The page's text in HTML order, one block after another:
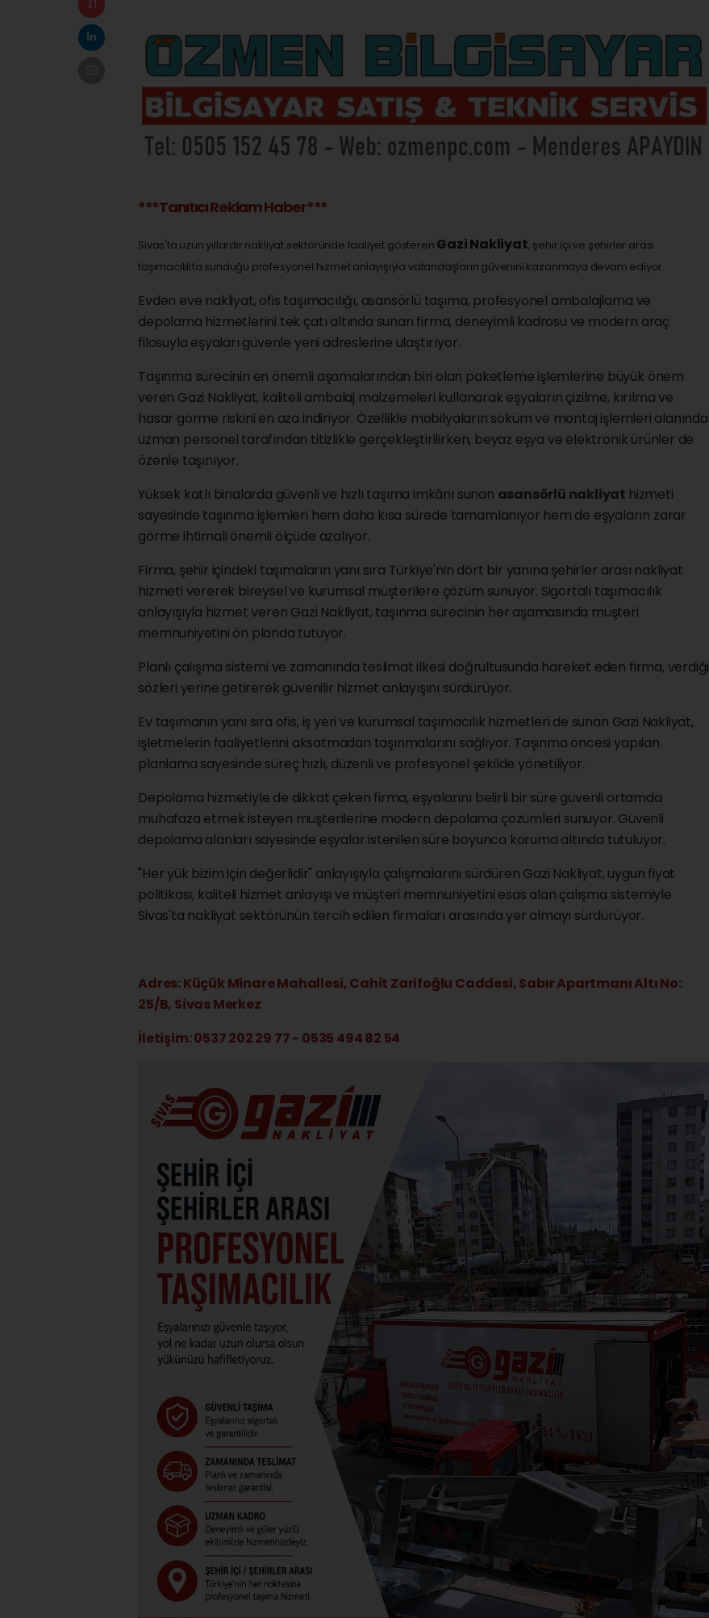
***Tanıtıcı Reklam Haber***
Sivas'ta uzun yıllardır nakliyat sektöründe faaliyet gösteren Gazi Nakliyat, şehir içi ve şehirler arası
taşımacılıkta sunduğu profesyonel hizmet anlayışıyla vatandaşların güvenini kazanmaya devam ediyor.
Evden eve nakliyat, ofis taşımacılığı, asansörlü taşıma, profesyonel ambalajlama ve
depolama hizmetlerini tek çatı altında sunan firma, deneyimli kadrosu ve modern araç
filosuyla eşyaları güvenle yeni adreslerine ulaştırıyor.
Taşınma sürecinin en önemli aşamalarından biri olan paketleme işlemlerine büyük önem
veren Gazi Nakliyat, kaliteli ambalaj malzemeleri kullanarak eşyaların çizilme, kırılma ve
hasar görme riskini en aza indiriyor. Özellikle mobilyaların söküm ve montaj işlemleri alanında
uzman personel tarafından titizlikle gerçekleştirilirken, beyaz eşya ve elektronik ürünler de
özenle taşınıyor.
Yüksek katlı binalarda güvenli ve hızlı taşıma imkânı sunan asansörlü nakliyat hizmeti
sayesinde taşınma işlemleri hem daha kısa sürede tamamlanıyor hem de eşyaların zarar
görme ihtimali önemli ölçüde azalıyor.
Firma, şehir içindeki taşımaların yanı sıra Türkiye'nin dört bir yanına şehirler arası nakliyat
hizmeti vererek bireysel ve kurumsal müşterilere çözüm sunuyor. Sigortalı taşımacılık
anlayışıyla hizmet veren Gazi Nakliyat, taşınma sürecinin her aşamasında müşteri
memnuniyetini ön planda tutuyor.
Planlı çalışma sistemi ve zamanında teslimat ilkesi doğrultusunda hareket eden firma, verdiği
sözleri yerine getirerek güvenilir hizmet anlayışını sürdürüyor.
Ev taşımanın yanı sıra ofis, iş yeri ve kurumsal taşımacılık hizmetleri de sunan Gazi Nakliyat,
işletmelerin faaliyetlerini aksatmadan taşınmalarını sağlıyor. Taşınma öncesi yapılan
planlama sayesinde süreç hızlı, düzenli ve profesyonel şekilde yönetiliyor.
Depolama hizmetiyle de dikkat çeken firma, eşyalarını belirli bir süre güvenli ortamda
muhafaza etmek isteyen müşterilerine modern depolama çözümleri sunuyor. Güvenli
depolama alanları sayesinde eşyalar istenilen süre boyunca koruma altında tutuluyor.
"Her yük bizim için değerlidir" anlayışıyla çalışmalarını sürdüren Gazi Nakliyat, uygun fiyat
politikası, kaliteli hizmet anlayışı ve müşteri memnuniyetini esas alan çalışma sistemiyle
Sivas'ta nakliyat sektörünün tercih edilen firmaları arasında yer almayı sürdürüyor.
Adres: Küçük Minare Mahallesi, Cahit Zarifoğlu Caddesi, Sabır Apartmanı Altı No:
25/B, Sivas Merkez
İletişim: 0537 202 29 77 - 0535 494 82 54